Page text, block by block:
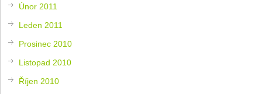
Únor 2011
Leden 2011
Prosinec 2010
Listopad 2010
Říjen 2010